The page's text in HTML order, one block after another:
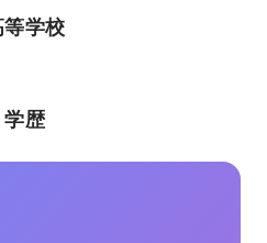
学校
歴